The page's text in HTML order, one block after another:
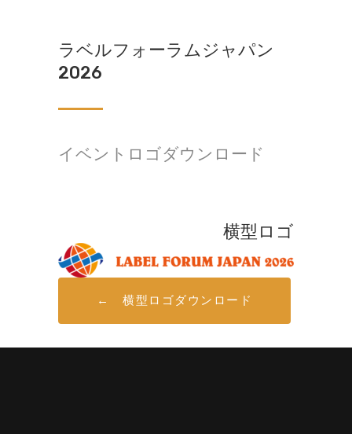
ラベルフォーラムジャパン
2026
イベントロゴダウンロード
横型ロゴ
← 横型ロゴダウンロード